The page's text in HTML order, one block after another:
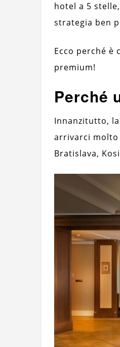
hotel a 5
strategia ben
Ecco perché è
premium!
Perché
Innanzitutto,
arrivarci
Bratislava,